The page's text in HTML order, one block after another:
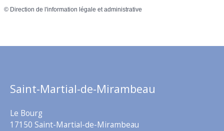
© Direction de l'information légale et administrative
Saint-Martial-de-Mirambeau
Le Bourg
17150 Saint-Martial-de-Mirambeau